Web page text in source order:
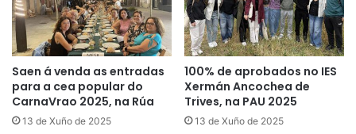
Saen á venda as entradas
para a cea popular do
CarnaVrao 2025, na Rúa
13 de Xuño de 2025
100% de aprobados no IES
Xermán Ancochea de
Trives, na PAU 2025
13 de Xuño de 2025